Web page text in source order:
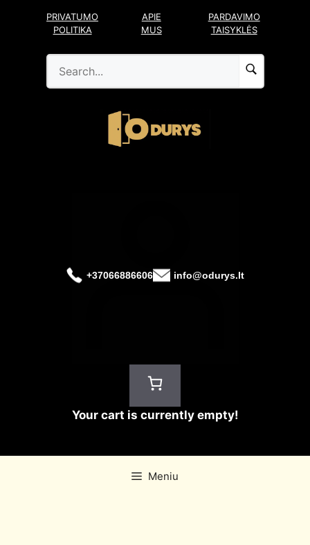
PRIVATUMO
POLITIKA
APIE
MUS
PARDAVIMO
TAISYKLĖS
+37066886606 info@odurys.lt
Your cart is currently empty!
Meniu